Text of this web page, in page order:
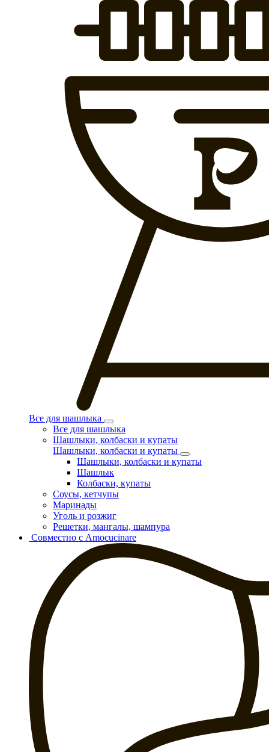
Все для шашлыка
Все для шашлыка
Шашлыки, колбаски и купаты
Шашлыки, колбаски и купаты
Шашлыки, колбаски и купаты
Шашлык
Колбаски, купаты
Соусы, кетчупы
Маринады
Уголь и розжиг
Решетки, мангалы, шампура
Совместно с Amocucinare